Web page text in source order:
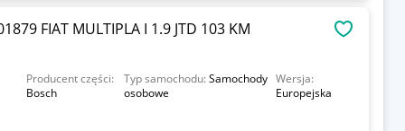
FIAT MULTIPLA I 1.9 JTD 103 KM
Producent części:
Bosch
Typ samochodu:Samochody
osobowe
Wersja:
Europejska